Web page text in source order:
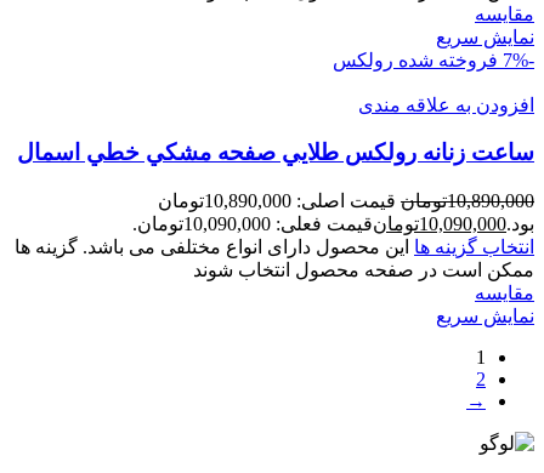
مقايسه
نمایش سریع
-7%
فروخته شده رولکس
افزودن به علاقه مندی
ساعت زنانه رولکس طلايي صفحه مشکي خطي اسمال
10,890,000تومان
قیمت اصلی: 10,890,000تومان
بود.10,090,000تومانقیمت فعلی: 10,090,000تومان.
انتخاب گزینه ها این محصول دارای انواع مختلفی می باشد. گزینه ها
ممکن است در صفحه محصول انتخاب شوند
مقايسه
نمایش سریع
1
2
→